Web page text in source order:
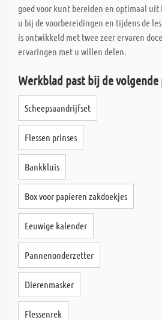
goed voor kunt bereiden en optimaal
u bij de voorbereidingen en tijdens de
is ontwikkeld met twee zeer ervaren
ervaringen met u willen delen.
Werkblad past bij de
Scheepsaandrijfset
Flessen prinses
Bankkluis
Box voor papieren zakdoekjes
Eeuwige kalender
Pannenonderzetter
Dierenmasker
Flessenrek